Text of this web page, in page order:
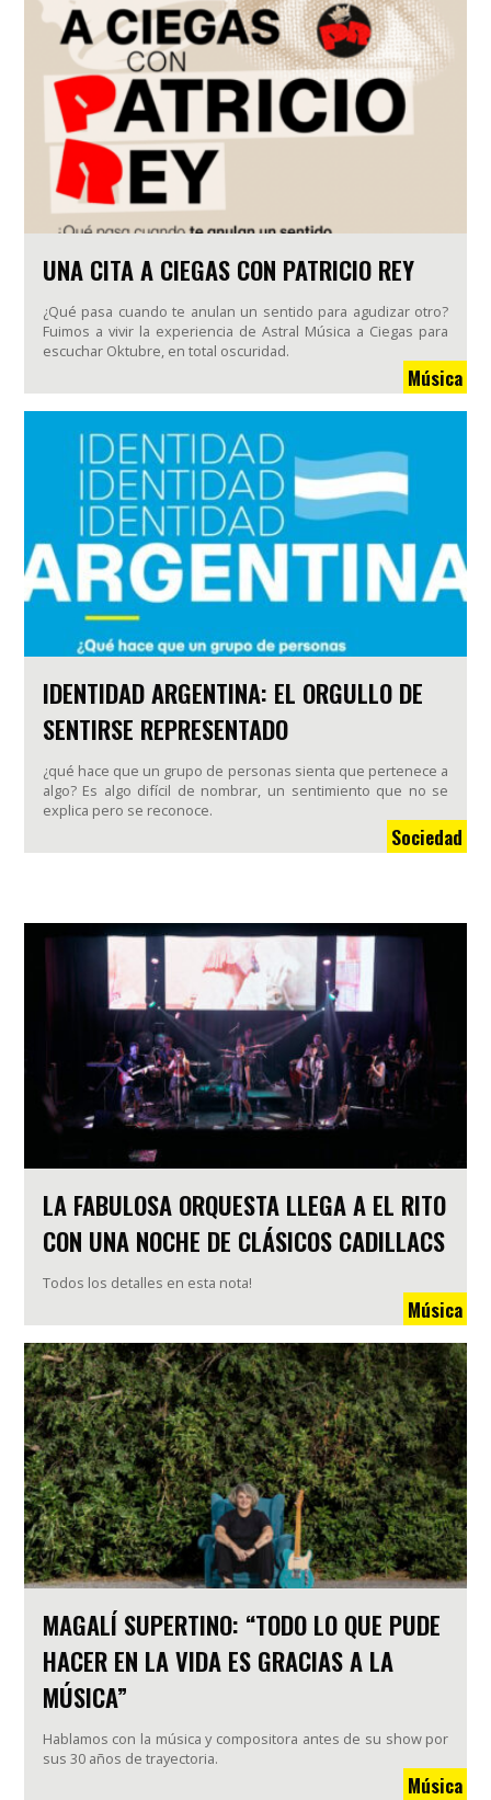
UNA CITA A CIEGAS CON PATRICIO REY
¿Qué pasa cuando te anulan un sentido para agudizar otro?
Fuimos a vivir la experiencia de Astral Música a Ciegas para
escuchar Oktubre, en total oscuridad.
Música
IDENTIDAD ARGENTINA: EL ORGULLO DE
SENTIRSE REPRESENTADO
¿qué hace que un grupo de personas sienta que pertenece a
algo? Es algo difícil de nombrar, un sentimiento que no se
explica pero se reconoce.
Sociedad
LA FABULOSA ORQUESTA LLEGA A EL RITO
CON UNA NOCHE DE CLÁSICOS CADILLACS
Todos los detalles en esta nota!
Música
MAGALÍ SUPERTINO: “TODO LO QUE PUDE
HACER EN LA VIDA ES GRACIAS A LA
MÚSICA”
Hablamos con la música y compositora antes de su show por
sus 30 años de trayectoria.
Música